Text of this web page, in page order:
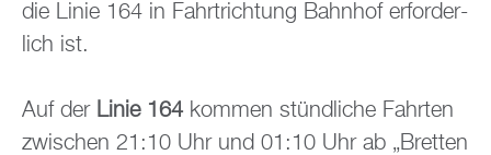
die Linie 164 in Fahrt­rich­tung Bahn­hof er­for­der­
lich ist.
Auf der Linie 164 kom­men stünd­li­che Fahr­ten
zwi­schen 21:10 Uhr und 01:10 Uhr ab „Brett­en